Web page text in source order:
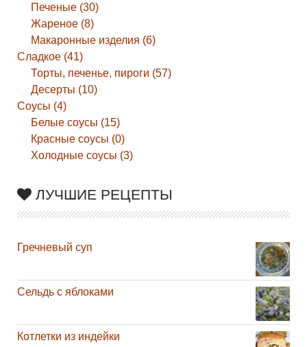
Печеные (30)
Жареное (8)
Макаронные изделия (6)
Сладкое (41)
Торты, печенье, пироги (57)
Десерты (10)
Соусы (4)
Белые соусы (15)
Красные соусы (0)
Холодные соусы (3)
ЛУЧШИЕ РЕЦЕПТЫ
Гречневый суп
Сельдь с яблоками
Котлетки из индейки